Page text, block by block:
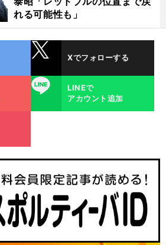
れる可能性も」
Xでフォローする
LINE
LINEで
アカウント追加